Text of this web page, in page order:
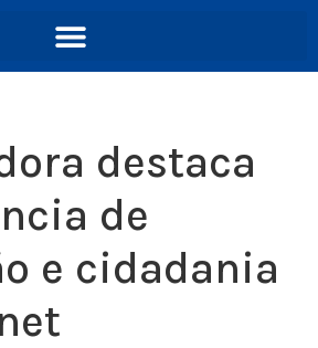
destaca
de
e cidadania